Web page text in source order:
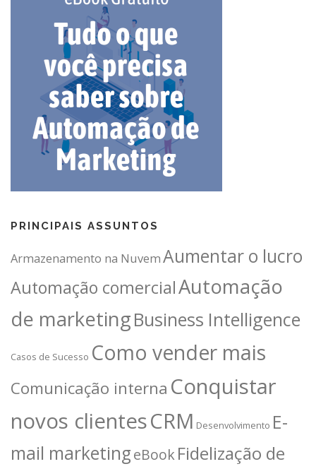
PRINCIPAIS ASSUNTOS
Armazenamento na NuvemAumentar o lucro
Automação comercialAutomação
de marketingBusiness Intelligence
Casos de Sucesso Como vender mais
Comunicação interna Conquistar
novos clientesCRM Desenvolvimento E-
mail marketingeBookFidelização de